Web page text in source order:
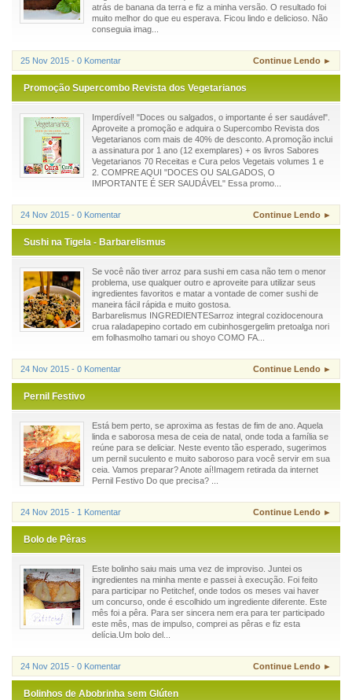
atrás de banana da terra e fiz a minha versão. O resultado foi
muito melhor do que eu esperava. Ficou lindo e delicioso. Não
conseguia imag...
25 Nov 2015 - 0 Komentar Continue Lendo ►
Promoção Supercombo Revista dos Vegetarianos
Imperdível! "Doces ou salgados, o importante é ser saudável".
Aproveite a promoção e adquira o Supercombo Revista dos
Vegetarianos com mais de 40% de desconto. A promoção inclui
a assinatura por 1 ano (12 exemplares) + os livros Sabores
Vegetarianos 70 Receitas e Cura pelos Vegetais volumes 1 e
2. COMPRE AQUI "DOCES OU SALGADOS, O
IMPORTANTE É SER SAUDÁVEL" Essa promo...
24 Nov 2015 - 0 Komentar Continue Lendo ►
Sushi na Tigela - Barbarelismus
Se você não tiver arroz para sushi em casa não tem o menor
problema, use qualquer outro e aproveite para utilizar seus
ingredientes favoritos e matar a vontade de comer sushi de
maneira fácil rápida e muito gostosa.
Barbarelismus INGREDIENTESarroz integral cozidocenoura
crua raladapepino cortado em cubinhosgergelim pretoalga nori
em folhasmolho tamari ou shoyo COMO FA...
24 Nov 2015 - 0 Komentar Continue Lendo ►
Pernil Festivo
Está bem perto, se aproxima as festas de fim de ano. Aquela
linda e saborosa mesa de ceia de natal, onde toda a família se
reúne para se deliciar. Neste evento tão esperado, sugerimos
um pernil suculento e muito saboroso para você servir em sua
ceia. Vamos preparar? Anote aí!Imagem retirada da internet
Pernil Festivo Do que precisa? ...
24 Nov 2015 - 1 Komentar Continue Lendo ►
Bolo de Pêras
Este bolinho saiu mais uma vez de improviso. Juntei os
ingredientes na minha mente e passei à execução. Foi feito
para participar no Petitchef, onde todos os meses vai haver
um concurso, onde é escolhido um ingrediente diferente. Este
mês foi a pêra. Para ser sincera nem era para ter participado
este mês, mas de impulso, comprei as pêras e fiz esta
delícia.Um bolo del...
24 Nov 2015 - 0 Komentar Continue Lendo ►
Bolinhos de Abobrinha sem Glúten